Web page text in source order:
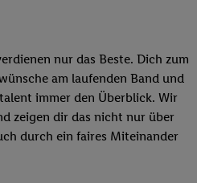
nur das Beste. Dich zum
am laufenden Band und
immer den Überblick. Wir
zeigen dir das nicht nur über
durch ein faires Miteinander